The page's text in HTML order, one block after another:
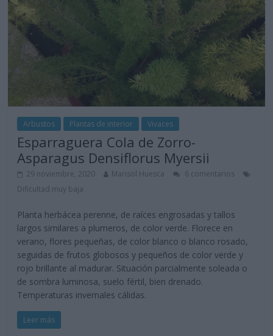
Arbustos Plantas de interior Vivaces
Esparraguera Cola de Zorro-
Asparagus Densiflorus Myersii
29 noviembre, 2020 Marisol Huesca
6 comentarios
Dificultad muy baja
Planta herbácea perenne, de raíces engrosadas y tallos
largos similares a plumeros, de color verde. Florece en
verano, flores pequeñas, de color blanco o blanco rosado,
seguidas de frutos globosos y pequeños de color verde y
rojo brillante al madurar. Situación parcialmente soleada o
de sombra luminosa, suelo fértil, bien drenado.
Temperaturas invernales cálidas.
Leer más